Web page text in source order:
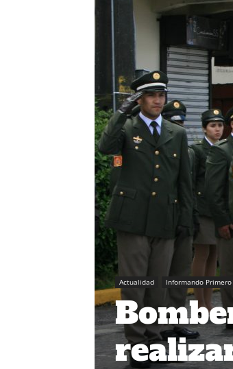
Actualidad Informando Primero